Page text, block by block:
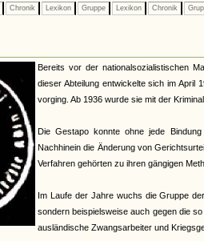
Chronik Lexikon Gruppe Lexikon Chronik
Bereits vor der nationalsozialistischen
dieser Abteilung entwickelte sich im April
vorging. Ab 1936 wurde sie mit der
Die Gestapo konnte ohne jede
Nachhinein die Änderung von
Verfahren gehörten zu ihren gängigen
Im Laufe der Jahre wuchs die Gruppe
sondern beispielsweise auch gegen die
ausländische Zwangsarbeiter und